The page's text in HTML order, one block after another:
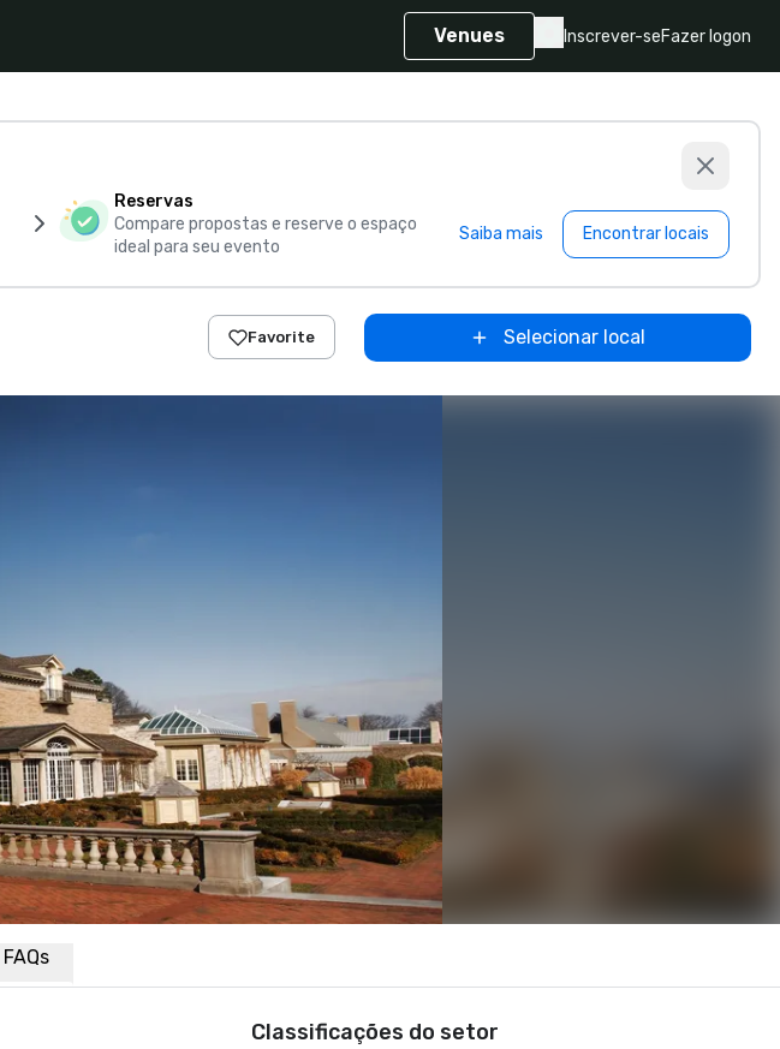
Venues Inscrever-seFazer logon
Reservas
Compare propostas e reserve o espaço
ideal para seu evento
Saiba mais Encontrar locais
Favorite Selecionar local
FAQs
Classificações do setor